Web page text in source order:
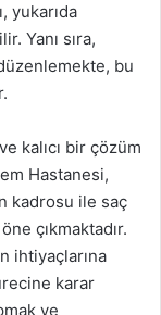
yukarıda
Yanı sıra,
bu
kalıcı bir çözüm
Hastanesi,
kadrosu ile saç
çıkmaktadır.
ihtiyaçlarına
karar
ve